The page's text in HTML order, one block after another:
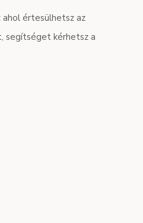
ahol értesülhetsz az
segítséget kérhetsz a